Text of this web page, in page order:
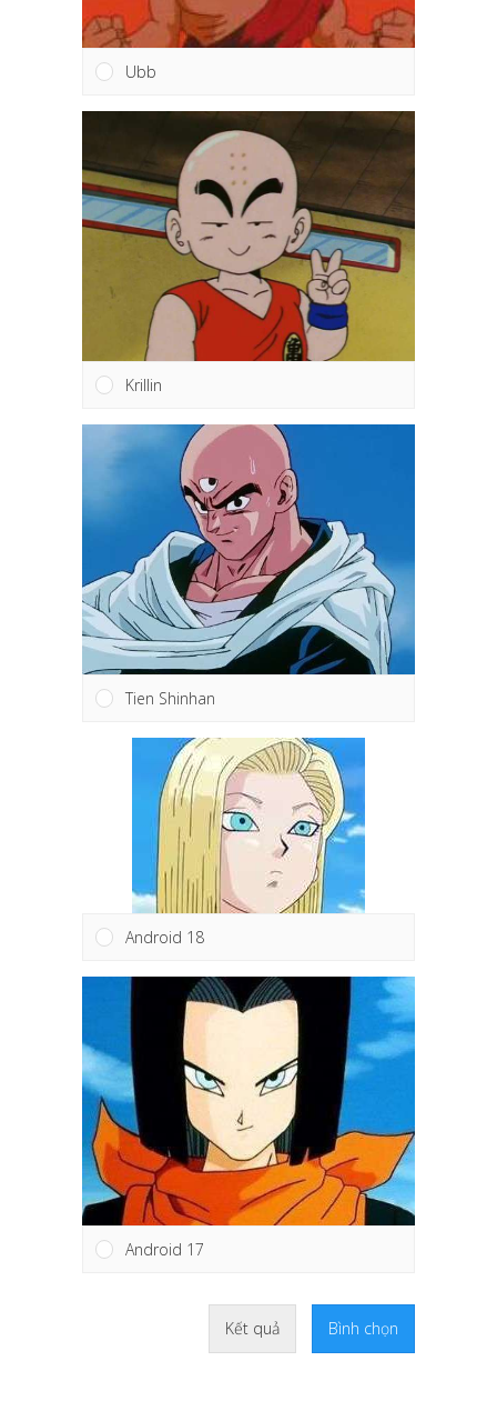
Ubb
Krillin
Tien Shinhan
Android 18
Android 17
Kết quả Bình chọn